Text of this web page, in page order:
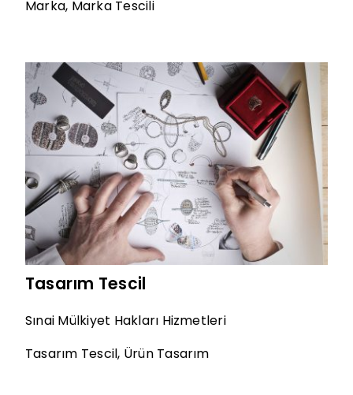
Marka, Marka Tescili
Tasarım Tescil
Sınai Mülkiyet Hakları Hizmetleri
Tasarım Tescil, Ürün Tasarım